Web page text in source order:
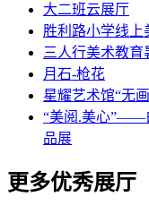
大二班云展厅
胜利路小学线上
三人行美术教
月石-枪花
星耀艺术馆“无
“美阅.美心”——
品展
更多优秀展厅